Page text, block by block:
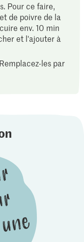
Pour ce faire,
de poivre de la
env. 10 min
et l'ajouter à
les par